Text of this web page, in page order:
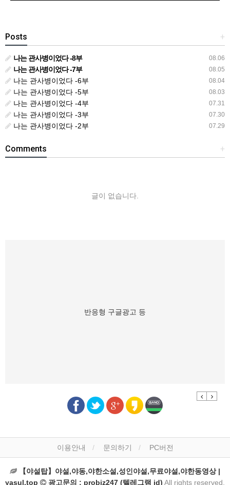
+
Posts
08.06
나는 관사병이었다 -8부
08.05
나는 관사병이었다 -7부
08.04
나는 관사병이었다 -6부
08.03
나는 관사병이었다 -5부
07.31
나는 관사병이었다 -4부
07.30
나는 관사병이었다 -3부
07.29
나는 관사병이었다 -2부
+
Comments
글이 없습니다.
반응형 구글광고 등
Previous
Next
이용안내 문의하기 PC버전
【야설탑】야설,야동,야한소설,성인야설,무료야설,야한동영상 |
yasul.top
광고문의 : probiz247 (텔레그램 id) All rights reserved.